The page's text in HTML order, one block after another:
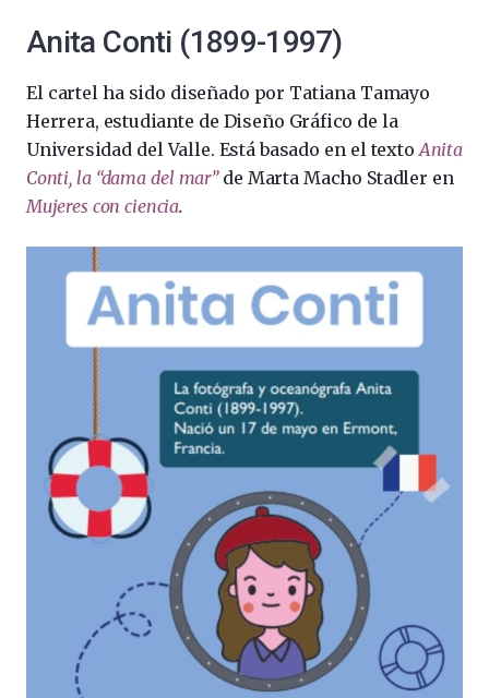
Anita Conti (1899-1997)
El cartel ha sido diseñado por Tatiana Tamayo
Herrera, estudiante de Diseño Gráfico de la
Universidad del Valle. Está basado en el textoAnita
Conti, la “dama del mar” de Marta Macho Stadler en
Mujeres con ciencia.